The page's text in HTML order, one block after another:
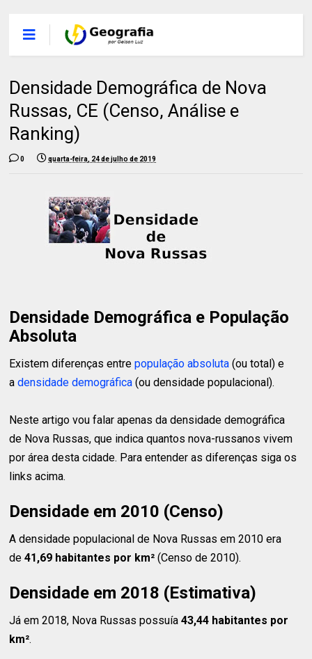
Densidade Demográfica de Nova
Russas, CE (Censo, Análise e
Ranking)
0 quarta-feira, 24 de julho de 2019
Densidade Demográfica e População
Absoluta
Existem diferenças entrepopulação absoluta (ou total) e
adensidade demográfica (ou densidade populacional).
Neste artigo vou falar apenas da densidade demográfica
de Nova Russas, que indica quantos nova-russanos vivem
por área desta cidade. Para entender as diferenças siga os
links acima.
Densidade em 2010 (Censo)
A densidade populacional de Nova Russas em 2010 era
de41,69 habitantes por km² (Censo de 2010).
Densidade em 2018 (Estimativa)
Já em 2018, Nova Russas possuía43,44 habitantes por
km².